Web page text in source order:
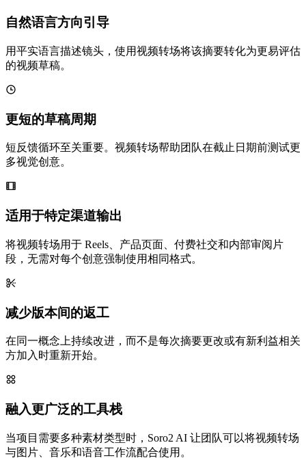
自然语言方向引导
用平实语言描述镜头，使用视频转场将该摘要转化为更易评估
的视频草稿。
更短的草稿周期
短反馈循环至关重要。视频转场帮助团队在截止日期前测试更
多视觉创意。
适用于特定渠道输出
将视频转场用于 Reels、产品页面、付费社交和内部审阅片
段，无需对每个创意强制使用相同格式。
减少版本间的返工
在同一概念上持续改进，而不是每次摘要更改或有新利益相关
方加入时重新开始。
融入更广泛的工具栈
当项目需要多种素材类型时，Soro2 AI 让团队可以将视频转场
与图片、音乐和语音工作流配合使用。